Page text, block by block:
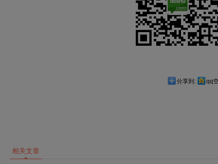
分享到: qq
相关文章